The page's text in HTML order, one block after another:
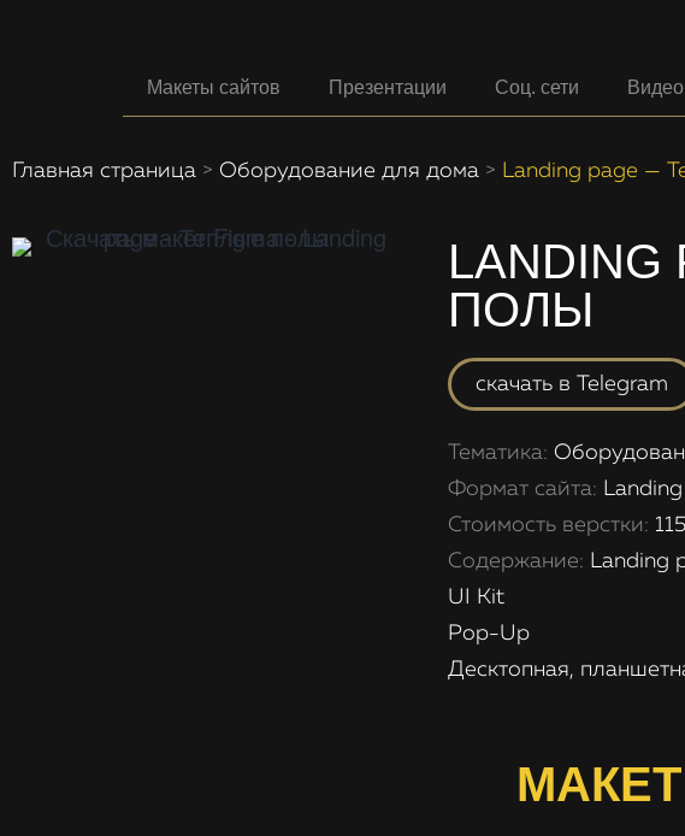
Макеты сайтов Презентации Соц. сети
Главная страница > Оборудование для дома > Landing page —
ПОЛЫ
скачать в Telegram
Тематика:
Формат сайта:
Стоимость верстки:
Содержание: Landing
UI Kit
Pop-Up
Десктопная,
МАКЕТ